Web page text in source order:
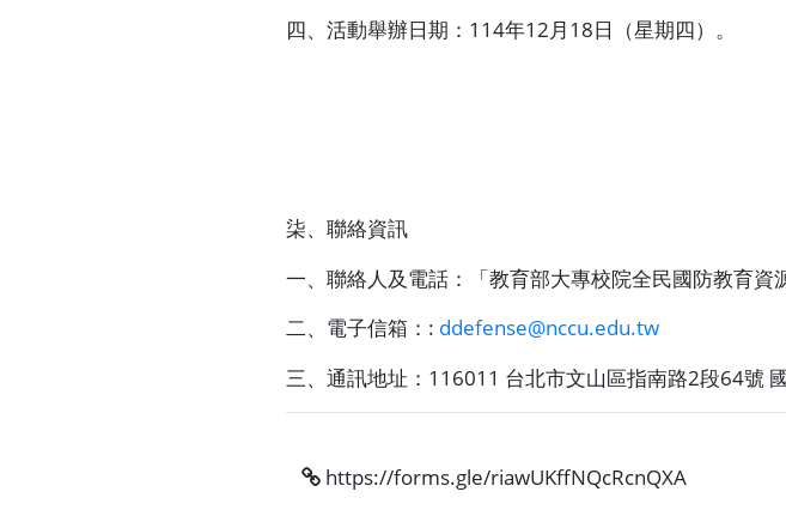
四、活動舉辦日期： 114年12月18日（星期四）。
柒、聯絡資訊
一、聯絡人及電話：「教育部大專校院全民國防教育資
二、電子信箱： : ddefense@nccu.edu.tw
三、通訊地址： 116011 台北市文山區指南路2段64號
https://forms.gle/riawUKffNQcRcnQXA